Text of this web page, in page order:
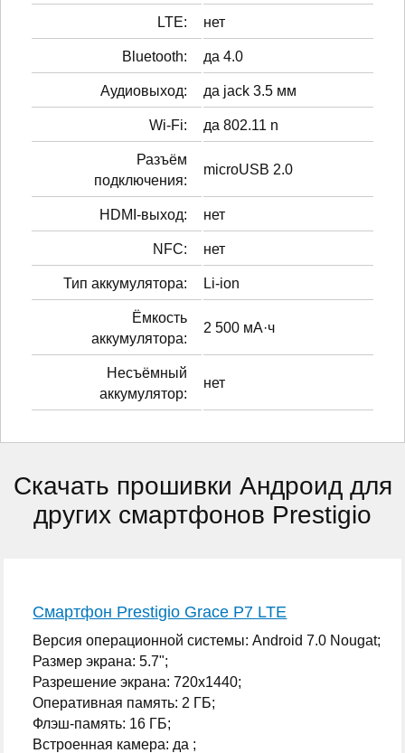
LTE: нет
Bluetooth: да 4.0
Аудиовыход: да jack 3.5 мм
Wi-Fi: да 802.11 n
Разъём
подключения:
microUSB 2.0
HDMI-выход: нет
NFC: нет
Тип аккумулятора: Li-ion
Ёмкость
аккумулятора:
2 500 мА·ч
Несъёмный
аккумулятор:
нет
Скачать прошивки Андроид для
других смартфонов Prestigio
Смартфон Prestigio Grace P7 LTE
Версия операционной системы: Android 7.0 Nougat;
Размер экрана: 5.7";
Разрешение экрана: 720x1440;
Оперативная память: 2 ГБ;
Флэш-память: 16 ГБ;
Встроенная камера: да ;